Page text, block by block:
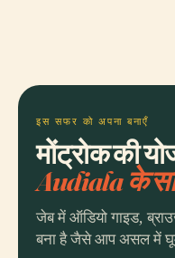
इस सफर को अपना बनाएँ
मोंट्रोक की
Audiala के
जेब में ऑडियो गाइड,
बना है जैसे आप असल में